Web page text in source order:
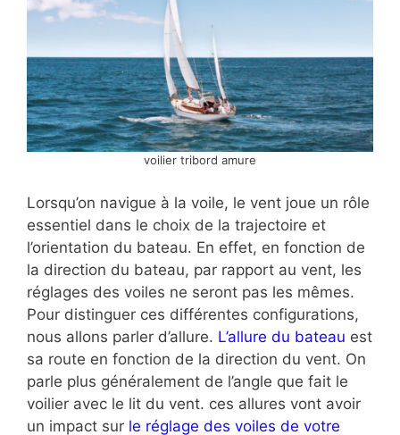
voilier tribord amure
Lorsqu’on navigue à la voile, le vent joue un rôle
essentiel dans le choix de la trajectoire et
l’orientation du bateau. En effet, en fonction de
la direction du bateau, par rapport au vent, les
réglages des voiles ne seront pas les mêmes.
Pour distinguer ces différentes configurations,
nous allons parler d’allure. L’allure du bateau est
sa route en fonction de la direction du vent. On
parle plus généralement de l’angle que fait le
voilier avec le lit du vent. ces allures vont avoir
un impact sur le réglage des voiles de votre